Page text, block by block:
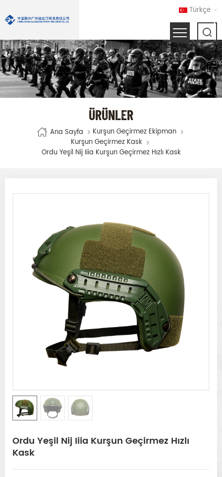
Türkçe
ÜRÜNLER
Ana Sayfa
Kurşun Geçirmez Ekipman
Kurşun Geçirmez Kask
Ordu Yeşil Nij Iiia Kurşun Geçirmez Hızlı Kask
Ordu Yeşil Nij Iiia Kurşun Geçirmez Hızlı
Kask